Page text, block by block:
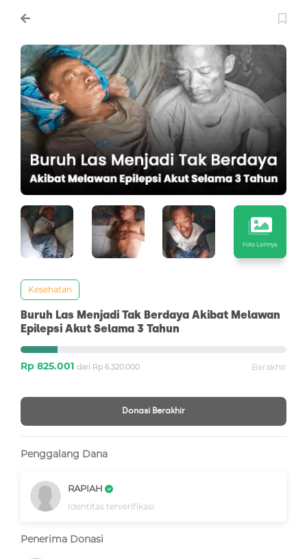
Foto Lainnya
Kesehatan
Buruh Las Menjadi Tak Berdaya Akibat Melawan
Epilepsi Akut Selama 3 Tahun
Rp 825.001 dari Rp 6.320.000 Berakhir
Donasi Berakhir
Penggalang Dana
RAPIAH
Identitas terverifikasi
Penerima Donasi